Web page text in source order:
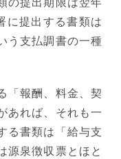
に提出する書類は
う支払調書の一種
「報酬、料金、契
あれば、それも一
る書類は「給与支
源泉徴収票とほと